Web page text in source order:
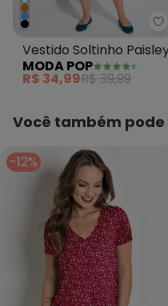
Vestido Soltinho
MODA POP
R$ 34,99R$ 39,99
Você também
-12%